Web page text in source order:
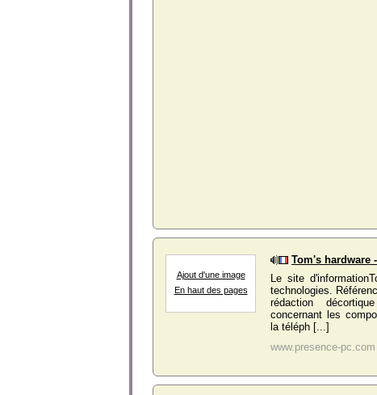
Ajout d'une image
En haut des pages
Tom's hardware
Le site
technologies.
rédaction
concernant les
la téléph [...]
www.presence-pc.com